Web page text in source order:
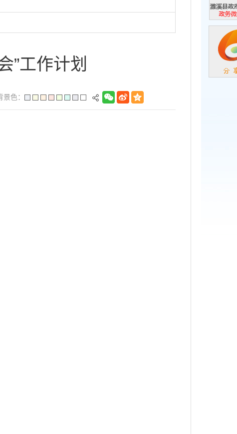
”工作计划
景色：
濉溪县政
政务微信